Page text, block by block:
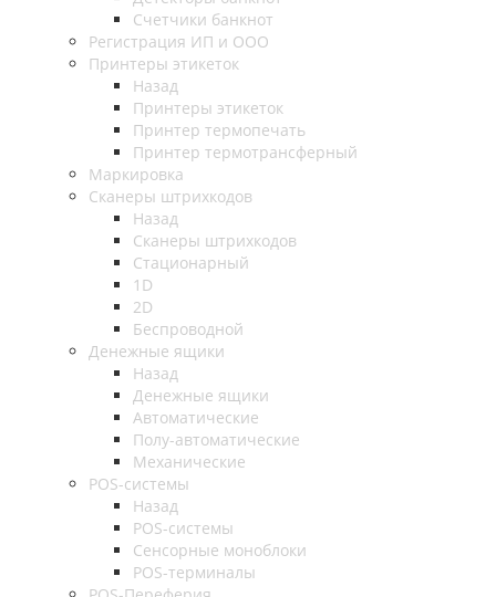
Счетчики банкнот
Регистрация ИП и ООО
Принтеры этикеток
Назад
Принтеры этикеток
Принтер термопечать
Принтер термотрансферный
Маркировка
Сканеры штрихкодов
Назад
Сканеры штрихкодов
Стационарный
1D
2D
Беспроводной
Денежные ящики
Назад
Денежные ящики
Автоматические
Полу-автоматические
Механические
POS-системы
Назад
POS-системы
Сенсорные моноблоки
POS-терминалы